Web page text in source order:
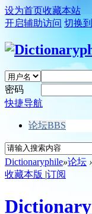
设为首页收藏本站
开启辅助访问 切换
密码
快捷导航
论坛BBS
Dictionaryphile»论坛 ›
收藏本版 |订阅